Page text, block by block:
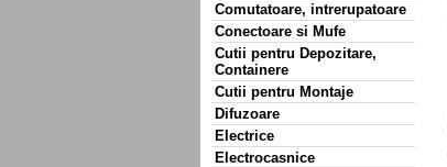
Comutatoare, intrerupatoare
Conectoare si Mufe
Cutii pentru Depozitare,
Containere
Cutii pentru Montaje
Difuzoare
Electrice
Electrocasnice